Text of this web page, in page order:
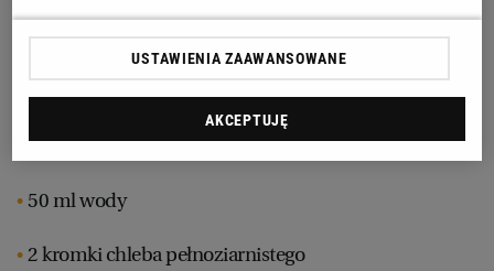
RADOM
RYBNIK
RZESZÓW
WIDEO
FORUM
garść roszponki
1/3 łyżeczki soli
łyżka płatków drożdżowych
50 ml wody
2 kromki chleba pełnoziarnistego
USTAWIENIA ZAAWANSOWANE
AKCEPTUJĘ